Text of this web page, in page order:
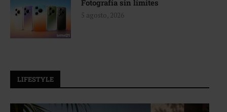
Fotografía sin límites
5 agosto, 2026
LIFESTYLE